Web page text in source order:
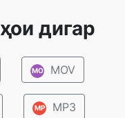
дигар
MO MOV
MP MP3